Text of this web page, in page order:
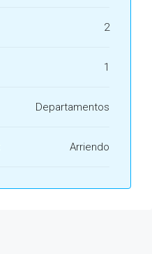
2
1
Departamentos
Arriendo